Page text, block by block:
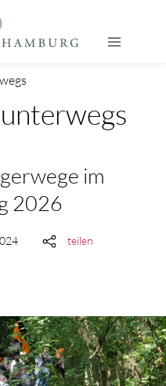
im
2026
teilen